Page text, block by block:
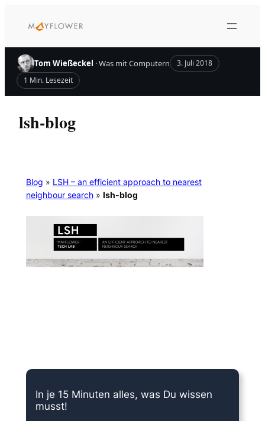
Inhalt
Tom Wießeckel · Was mit Computern
3. Juli 2018
1 Min. Lesezeit
lsh-blog
Blog » LSH – an efficient approach to nearest
neighbour search» lsh-blog
In je 15 Minuten alles, was Du wissen
musst!